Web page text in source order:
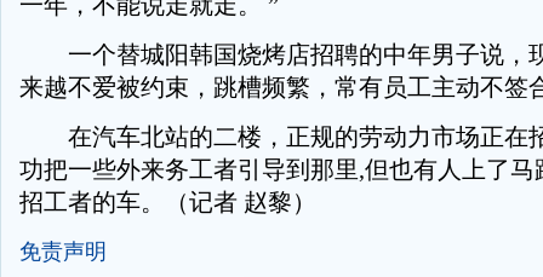
一个替城阳韩国烧烤店招聘的中年男子说，
来越不爱被约束，跳槽频繁，常有员工主动不签
在汽车北站的二楼，正规的劳动力市场正在
功把一些外来务工者引导到那里,但也有人上了
招工者的车。（记者 赵黎）
免责声明